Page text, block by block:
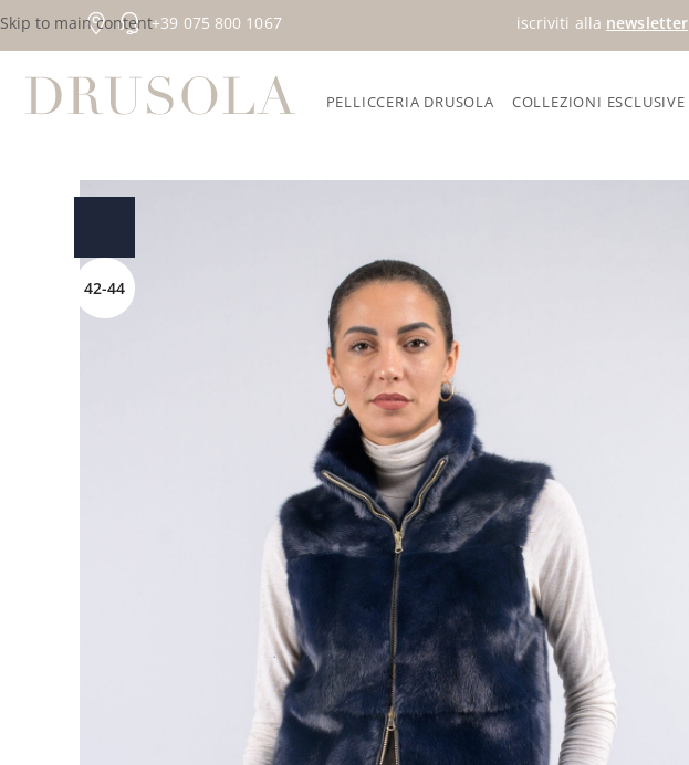
Skip to main content+39 075 800 1067 iscriviti alla newsletter
PELLICCERIA DRUSOLA COLLEZIONI ESCLUSIVE
42-44